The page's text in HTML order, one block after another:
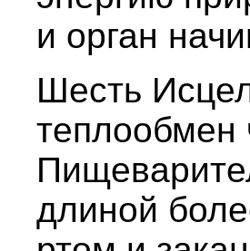
и орган
Шесть
теплообмен
длиной